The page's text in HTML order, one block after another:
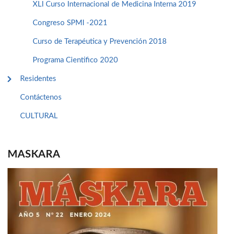
XLI Curso Internacional de Medicina Interna 2019
Congreso SPMI -2021
Curso de Terapéutica y Prevención 2018
Programa Cientifico 2020
Residentes
Contáctenos
CULTURAL
MASKARA